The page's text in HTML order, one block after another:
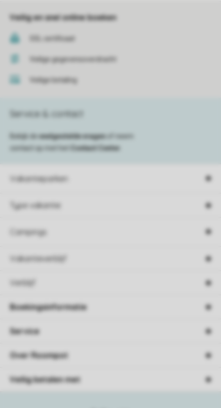
Veilig en snel online boeken
SSL certificaat
Veilige gegevensoverdracht
Veilige betaling
Vakantieparken
Type vakantie
Campings
Vakantieverblijf
Verblijf
Service & contact
Bekijk de veelgestelde vragen
of neem
contact op met het
Contact Center
Boekingsinformatie
Service
Over Roompot
Veilig betalen met